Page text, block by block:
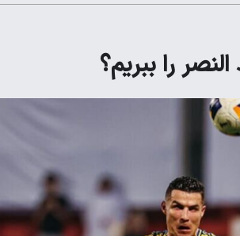
را ببریم؟